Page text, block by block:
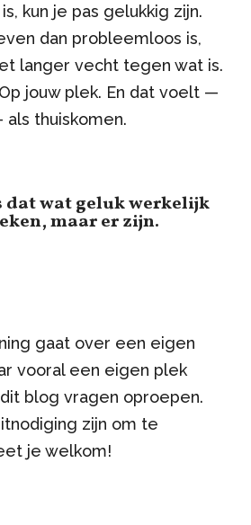
kun je pas gelukkig zijn.
dan probleemloos is,
langer vecht tegen wat is.
jouw plek. En dat voelt —
thuiskomen.
dat wat geluk werkelijk
maar er zijn.
gaat over een eigen
vooral een eigen plek
blog vragen oproepen.
zijn om te
je welkom!